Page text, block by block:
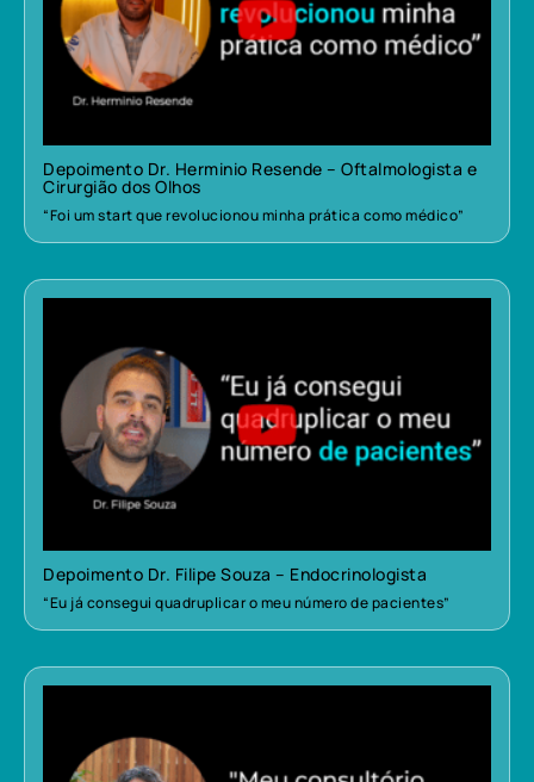
Depoimento Dr. Herminio Resende – Oftalmologista e
Cirurgião dos Olhos
“Foi um start que revolucionou minha prática como médico”
Depoimento Dr. Filipe Souza – Endocrinologista
“Eu já consegui quadruplicar o meu número de pacientes”